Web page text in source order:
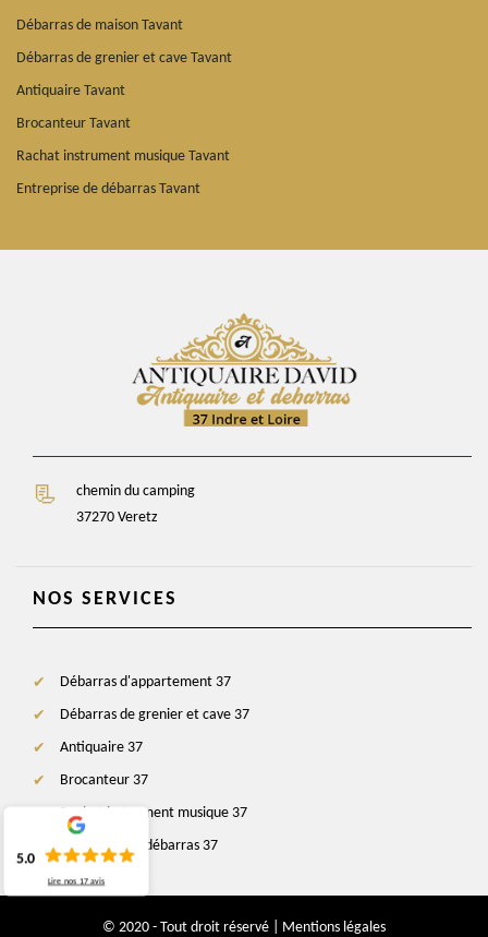
Débarras de maison Tavant
Débarras de grenier et cave Tavant
Antiquaire Tavant
Brocanteur Tavant
Rachat instrument musique Tavant
Entreprise de débarras Tavant
chemin du camping
37270 Veretz
NOS SERVICES
Débarras d'appartement 37
Débarras de grenier et cave 37
Antiquaire 37
Brocanteur 37
Rachat instrument musique 37
Entreprise de débarras 37
© 2020 - Tout droit réservé | Mentions légales
5.0
Lire nos 17 avis